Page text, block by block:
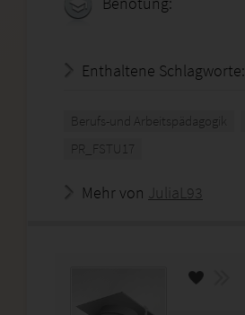
Enthaltene Schlagworte:
Berufs-und Arbeitspädagogik
PR_FSTU17
Mehr von JuliaL93